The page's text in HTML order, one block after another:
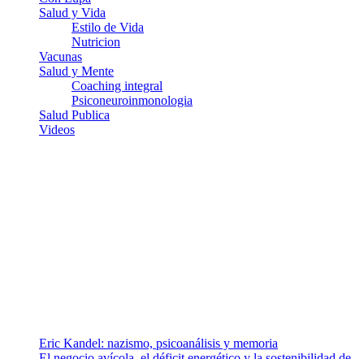
Salud y Vida
Estilo de Vida
Nutricion
Vacunas
Salud y Mente
Coaching integral
Psiconeuroinmonologia
Salud Publica
Videos
Eric Kandel: nazismo, psicoanálisis y memoria